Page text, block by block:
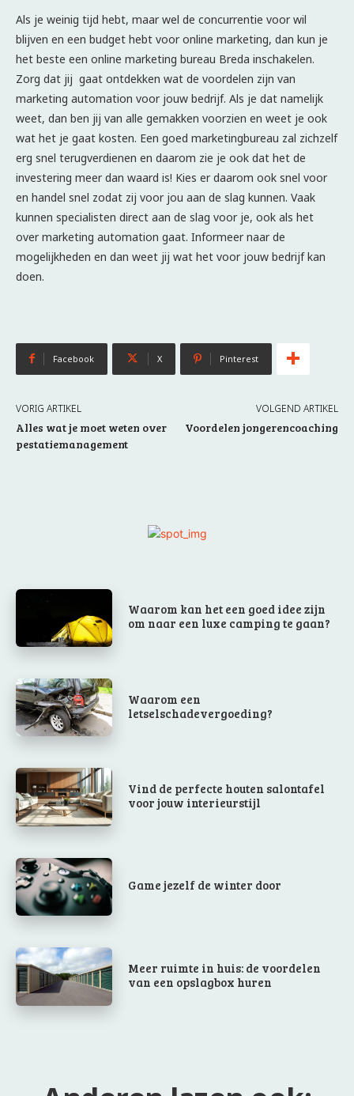
Als je weinig tijd hebt, maar wel de concurrentie voor wil
blijven en een budget hebt voor online marketing, dan kun je
het beste een online marketing bureau Breda inschakelen.
Zorg dat jij gaat ontdekken wat de voordelen zijn van
marketing automation voor jouw bedrijf. Als je dat namelijk
weet, dan ben jij van alle gemakken voorzien en weet je ook
wat het je gaat kosten. Een goed marketingbureau zal zichzelf
erg snel terugverdienen en daarom zie je ook dat het de
investering meer dan waard is! Kies er daarom ook snel voor
en handel snel zodat zij voor jou aan de slag kunnen. Vaak
kunnen specialisten direct aan de slag voor je, ook als het
over marketing automation gaat. Informeer naar de
mogelijkheden en dan weet jij wat het voor jouw bedrijf kan
doen.
Facebook X Pinterest
VORIG ARTIKEL
Alles wat je moet weten over
pestatiemanagement
VOLGEND ARTIKEL
Voordelen jongerencoaching
Waarom kan het een goed idee zijn
om naar een luxe camping te gaan?
Waarom een
letselschadevergoeding?
Vind de perfecte houten salontafel
voor jouw interieurstijl
Game jezelf de winter door
Meer ruimte in huis: de voordelen
van een opslagbox huren